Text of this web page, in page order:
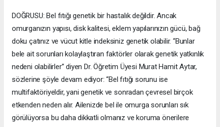
DOĞRUSU: Bel fıtığı genetik bir hastalık değildir. Ancak
omurganızın yapısı, disk kalitesi, eklem yapılarınızın gücü, bağ
doku çatınız ve vücut kitle indeksiniz genetik olabilir. “Bunlar
bele ait sorunları kolaylaştıran faktörler olarak genetik yatkınlık
nedeni olabilirler” diyen Dr. Öğretim Üyesi Murat Hamit Aytar,
sözlerine şöyle devam ediyor: “Bel fıtığı sorunu ise
multifaktöriyeldir, yani genetik ve sonradan çevresel birçok
etkenden neden alır. Ailenizde bel ile omurga sorunları sık
görülüyorsa bu daha dikkatli olmanız ve koruma önerilere